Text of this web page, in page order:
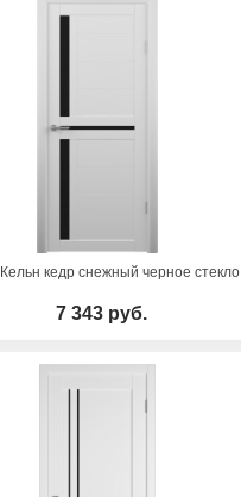
кедр снежный черное стекло
7 343 руб.